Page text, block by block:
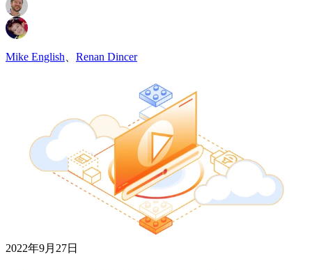
Mike English Renan Dincer
2022年9月27日